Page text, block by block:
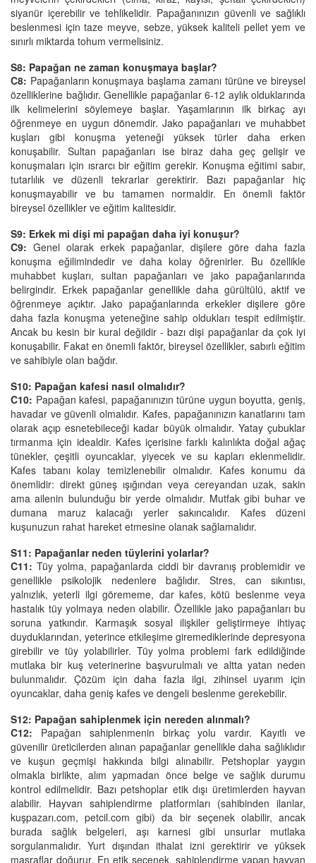
siyanür içerebilir ve tehlikelidir. Papağanınızın güvenli ve sağlıklı
beslenmesi için taze meyve, sebze, yüksek kaliteli pellet yem ve
sınırlı miktarda tohum vermelisiniz.
S8: Papağan ne zaman konuşmaya başlar?
C8: Papağanların konuşmaya başlama zamanı türüne ve bireysel
özelliklerine bağlıdır. Genellikle papağanlar 6-12 aylık olduklarında
ilk kelimelerini söylemeye başlar. Yaşamlarının ilk birkaç ayı
öğrenmeye en uygun dönemdir. Jako papağanları ve muhabbet
kuşları gibi konuşma yeteneği yüksek türler daha erken
konuşabilir. Sultan papağanları ise biraz daha geç gelişir ve
konuşmaları için ısrarcı bir eğitim gerekir. Konuşma eğitimi sabır,
tutarlılık ve düzenli tekrarlar gerektirir. Bazı papağanlar hiç
konuşmayabilir ve bu tamamen normaldir. En önemli faktör
bireysel özellikler ve eğitim kalitesidir.
S9: Erkek mi dişi mi papağan daha iyi konuşur?
C9: Genel olarak erkek papağanlar, dişilere göre daha fazla
konuşma eğilimindedir ve daha kolay öğrenirler. Bu özellikle
muhabbet kuşları, sultan papağanları ve jako papağanlarında
belirgindir. Erkek papağanlar genellikle daha gürültülü, aktif ve
öğrenmeye açıktır. Jako papağanlarında erkekler dişilere göre
daha fazla konuşma yeteneğine sahip oldukları tespit edilmiştir.
Ancak bu kesin bir kural değildir - bazı dişi papağanlar da çok iyi
konuşabilir. Fakat en önemli faktör, bireysel özellikler, sabırlı eğitim
ve sahibiyle olan bağdır.
S10: Papağan kafesi nasıl olmalıdır?
C10: Papağan kafesi, papağanınızın türüne uygun boyutta, geniş,
havadar ve güvenli olmalıdır. Kafes, papağanınızın kanatlarını tam
olarak açıp esnetebileceği kadar büyük olmalıdır. Yatay çubuklar
tırmanma için idealdir. Kafes içerisine farklı kalınlıkta doğal ağaç
tünekler, çeşitli oyuncaklar, yiyecek ve su kapları eklenmelidir.
Kafes tabanı kolay temizlenebilir olmalıdır. Kafes konumu da
önemlidir: direkt güneş ışığından veya cereyandan uzak, sakin
ama ailenin bulunduğu bir yerde olmalıdır. Mutfak gibi buhar ve
dumana maruz kalacağı yerler sakıncalıdır. Kafes düzeni
kuşunuzun rahat hareket etmesine olanak sağlamalıdır.
S11: Papağanlar neden tüylerini yolarlar?
C11:Tüy yolma, papağanlarda ciddi bir davranış problemidir ve
genellikle psikolojik nedenlere bağlıdır. Stres, can sıkıntısı,
yalnızlık, yeterli ilgi görememe, dar kafes, kötü beslenme veya
hastalık tüy yolmaya neden olabilir. Özellikle jako papağanları bu
soruna yatkındır. Karmaşık sosyal ilişkiler geliştirmeye ihtiyaç
duyduklarından, yeterince etkileşime giremediklerinde depresyona
girebilir ve tüy yolabilirler. Tüy yolma problemi fark edildiğinde
mutlaka bir kuş veterinerine başvurulmalı ve altta yatan neden
bulunmalıdır. Çözüm için daha fazla ilgi, zihinsel uyarım için
oyuncaklar, daha geniş kafes ve dengeli beslenme gerekebilir.
S12: Papağan sahiplenmek için nereden alınmalı?
C12: Papağan sahiplenmenin birkaç yolu vardır. Kayıtlı ve
güvenilir üreticilerden alınan papağanlar genellikle daha sağlıklıdır
ve kuşun geçmişi hakkında bilgi alınabilir. Petshoplar yaygın
olmakla birlikte, alım yapmadan önce belge ve sağlık durumu
kontrol edilmelidir. Bazı petshoplar etik dışı üretimlerden hayvan
alabilir. Hayvan sahiplendirme platformları (sahibinden ilanlar,
kuşpazarı.com, petcil.com gibi) da bir seçenek olabilir, ancak
burada sağlık belgeleri, aşı karnesi gibi unsurlar mutlaka
sorgulanmalıdır. Yurt dışından ithalat izni gerektirir ve yüksek
masraflar doğurur. En etik seçenek, sahiplendirme yapan hayvan